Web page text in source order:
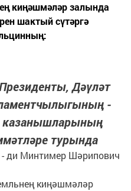
киңәшмәләр залында
шактый сүтәргә
Дәүләт
-
казанышларының
турында
- ди Минтимер Шәрипович
киңәшмәләр